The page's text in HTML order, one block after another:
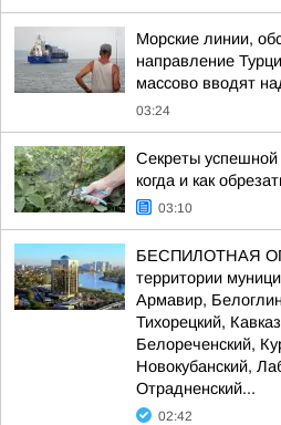
Морские линии,
направление
массово вводят
03:24
Секреты
когда и как
03:10
БЕСПИЛОТНАЯ
территории
Армавир,
Тихорецкий,
Белореченский,
Новокубанский,
Отрадненский...
02:42